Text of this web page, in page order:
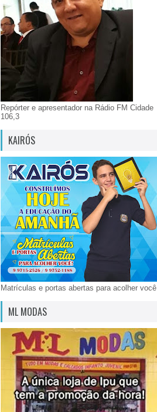
Repórter e apresentador na Rádio FM Cidade
106,3
KAIRÓS
Matrículas e portas abertas para acolher você
ML MODAS